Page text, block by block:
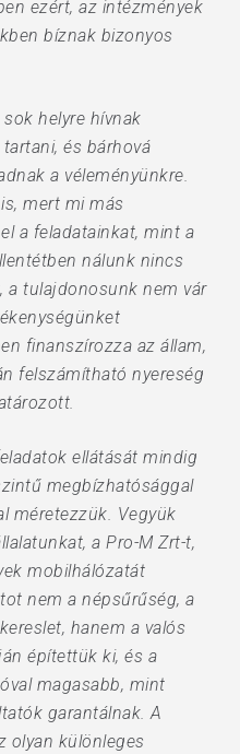
ezért, az intézmények
bíznak bizonyos
helyre hívnak
és bárhová
a véleményünkre.
mert mi más
a feladatainkat, mint a
nálunk nincs
a tulajdonosunk nem vár
finanszírozza az állam,
felszámítható nyereség
ellátását mindig
megbízhatósággal
méretezzük. Vegyük
a Pro-M Zrt-t,
mobilhálózatát
nem a népsűrűség, a
hanem a valós
építettük ki, és a
magasabb, mint
garantálnak. A
olyan különleges